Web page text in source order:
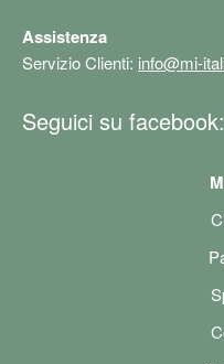
Assistenza
Servizio Clienti: info@mi-
Seguici su facebook: